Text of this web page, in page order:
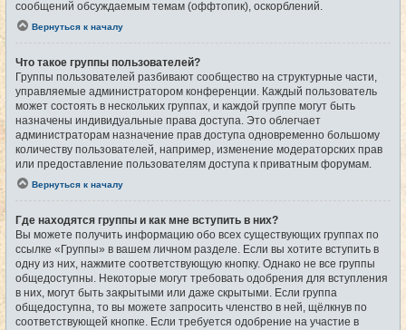
сообщений обсуждаемым темам (оффтопик), оскорблений.
Вернуться к началу
Что такое группы пользователей?
Группы пользователей разбивают сообщество на структурные части,
управляемые администратором конференции. Каждый пользователь
может состоять в нескольких группах, и каждой группе могут быть
назначены индивидуальные права доступа. Это облегчает
администраторам назначение прав доступа одновременно большому
количеству пользователей, например, изменение модераторских прав
или предоставление пользователям доступа к приватным форумам.
Вернуться к началу
Где находятся группы и как мне вступить в них?
Вы можете получить информацию обо всех существующих группах по
ссылке «Группы» в вашем личном разделе. Если вы хотите вступить в
одну из них, нажмите соответствующую кнопку. Однако не все группы
общедоступны. Некоторые могут требовать одобрения для вступления
в них, могут быть закрытыми или даже скрытыми. Если группа
общедоступна, то вы можете запросить членство в ней, щёлкнув по
соответствующей кнопке. Если требуется одобрение на участие в